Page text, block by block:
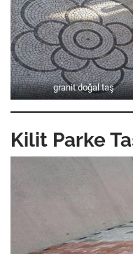
granit doğal taş
Kilit Parke